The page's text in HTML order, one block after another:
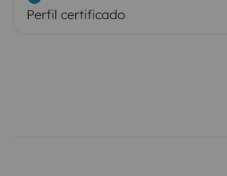
Perfil certificado